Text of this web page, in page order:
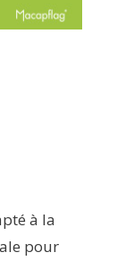
à la
pour